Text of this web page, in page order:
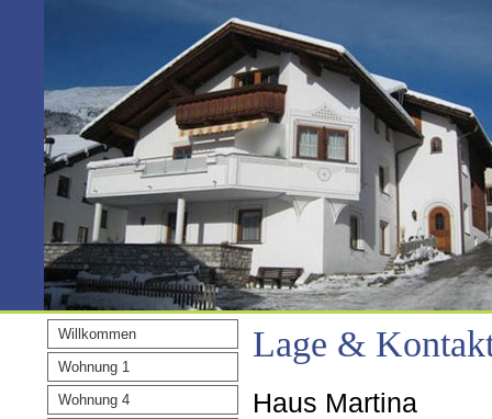
Willkommen
Wohnung 1
Wohnung 4
Lage &
Haus Martina